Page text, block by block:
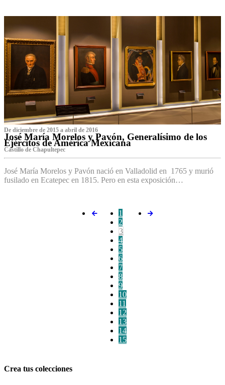
De diciembre de 2015 a abril de 2016
José María Morelos y Pavón, Generalísimo de los
Ejércitos de América Mexicana
C‌astillo de Chapultepec
José María Morelos y Pavón nació en Valladolid en 1765 y murió
fusilado en Ecatepec en 1815. Pero en esta exposición…
1
2
3
4
5
6
7
8
9
10
11
12
13
14
15
Crea tus colecciones